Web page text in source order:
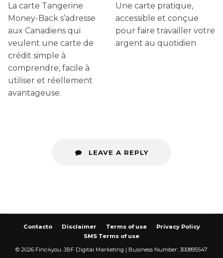
La carte Tangerine
Money-Back s’adresse
aux Canadiens qui
veulent une carte de
crédit simple à
comprendre, facile à
utiliser et réellement
avantageuse.
Une carte pratique,
accessible et conçue
pour faire travailler votre
argent au quotidien
LEAVE A REPLY
Contacto Disclaimer Terms of use
Privacy Policy
SMS Terms of use
© 2026 Finc4you.JBF Digital Marketing | Business Number: 300895547